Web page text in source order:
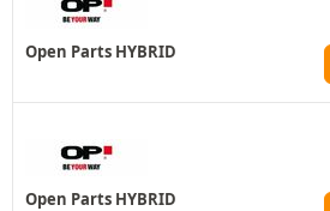
Open Parts HYBRID
Open Parts HYBRID